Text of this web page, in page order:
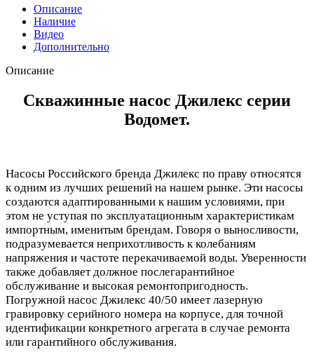
Описание
Наличие
Видео
Дополнительно
Описание
Скважинные насос Джилекс серии
Водомет.
Насосы Российского бренда Джилекс по праву относятся
к одним из лучших решений на нашем рынке. Эти насосы
создаются адаптированными к нашим условиями, при
этом не уступая по эксплуатационным характеристикам
импортным, именитым брендам. Говоря о выносливости,
подразумевается неприхотливость к колебаниям
напряжения и частоте перекачиваемой воды. Уверенности
также добавляет должное послегарантийное
обслуживание и высокая ремонтопригодность.
Погружной насос Джилекс 40/50 имеет лазерную
гравировку серийного номера на корпусе, для точной
идентификации конкретного агрегата в случае ремонта
или гарантийного обслуживания.